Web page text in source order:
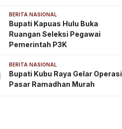
BERITA NASIONAL
Bupati Kapuas Hulu Buka
Ruangan Seleksi Pegawai
Pemerintah P3K
BERITA NASIONAL
Bupati Kubu Raya Gelar Operasi
Pasar Ramadhan Murah